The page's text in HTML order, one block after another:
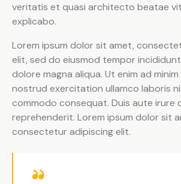
veritatis et quasi architecto beatae
explicabo.
Lorem ipsum dolor sit amet,
elit, sed do eiusmod tempor
dolore magna aliqua. Ut enim ad minim
nostrud exercitation ullamco laboris
commodo consequat. Duis aute irure
reprehenderit. Lorem ipsum dolor sit
consectetur adipiscing elit.